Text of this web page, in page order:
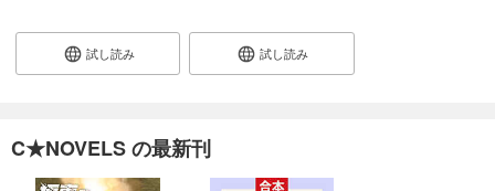
試し読み 試し読み
C★NOVELS の最新刊